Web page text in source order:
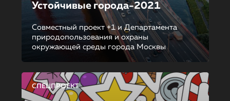
Устойчивые города-2021
Совместный проект +1 и Департамента
природопользования и охраны
окружающей среды города Москвы
СПЕЦПРОЕКТ